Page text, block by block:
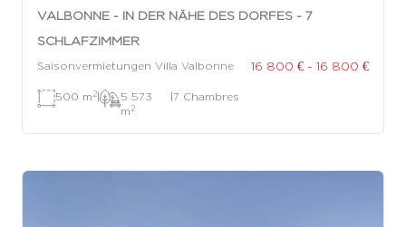
VALBONNE - IN DER NÄHE DES DORFES - 7
SCHLAFZIMMER
Saisonvermietungen Villa Valbonne 16 800 € - 16 800 €
500 m 2|
5 573
m 2
|7 Chambres